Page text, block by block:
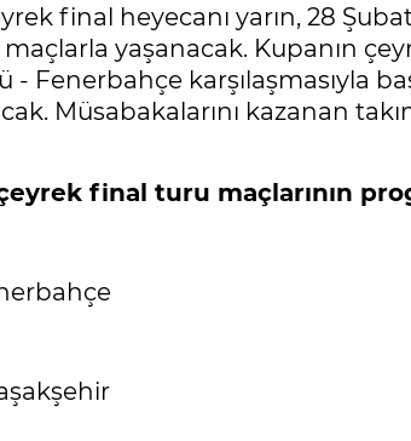
final heyecanı yarın, 28
yaşanacak. Kupanın
Fenerbahçe karşılaşmasıyla
Müsabakalarını kazanan
final turu maçlarının